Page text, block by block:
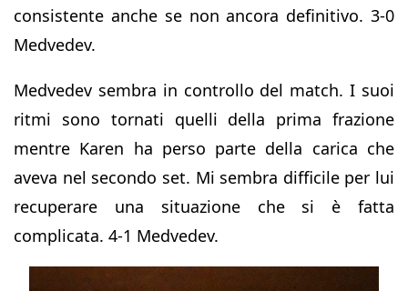
consistente anche se non ancora definitivo. 3-0
Medvedev.
Medvedev sembra in controllo del match. I suoi
ritmi sono tornati quelli della prima frazione
mentre Karen ha perso parte della carica che
aveva nel secondo set. Mi sembra difficile per lui
recuperare una situazione che si è fatta
complicata. 4-1 Medvedev.